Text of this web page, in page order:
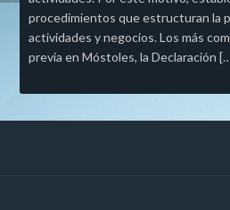
procedimientos que estructuran la
actividades y negocios. Los más
previa en Móstoles, la Declaración